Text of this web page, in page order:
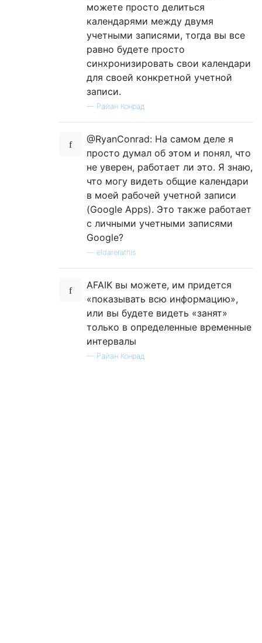
можете просто делиться
календарями между двумя
учетными записями, тогда вы все
равно будете просто
синхронизировать свои календари
для своей конкретной учетной
записи.
— Райан Конрад
@RyanConrad: На самом деле я
просто думал об этом и понял, что
не уверен, работает ли это. Я знаю,
что могу видеть общие календари
в моей рабочей учетной записи
(Google Apps). Это также работает
с личными учетными записями
Google?
eldarerathis
AFAIK вы можете, им придется
«показывать всю информацию»,
или вы будете видеть «занят»
только в определенные временные
интервалы
— Райан Конрад